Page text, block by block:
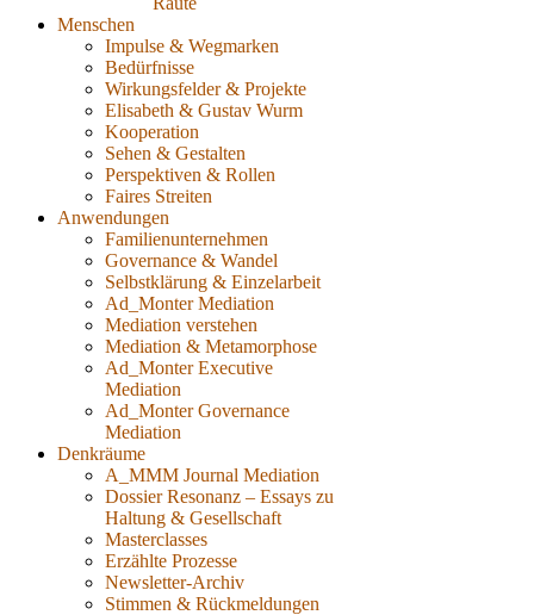
Menschen
Impulse & Wegmarken
Bedürfnisse
Wirkungsfelder & Projekte
Elisabeth & Gustav Wurm
Kooperation
Sehen & Gestalten
Perspektiven & Rollen
Faires Streiten
Anwendungen
Familienunternehmen
Governance & Wandel
Selbstklärung & Einzelarbeit
Ad_Monter Mediation
Mediation verstehen
Mediation & Metamorphose
Ad_Monter Executive
Mediation
Ad_Monter Governance
Mediation
Denkräume
A_MMM Journal Mediation
Dossier Resonanz – Essays zu
Haltung & Gesellschaft
Masterclasses
Erzählte Prozesse
Newsletter-Archiv
Stimmen & Rückmeldungen